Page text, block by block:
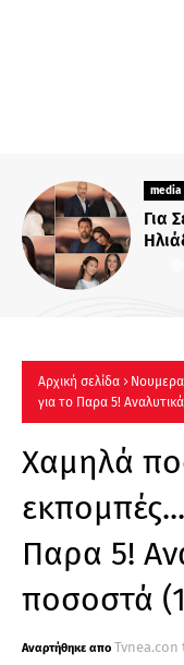
media
Για
Αρχική σελίδα Νουμερα
για το Παρα 5!
Χαμηλά
Παρα 5!
ποσοστά
Tvnea.con